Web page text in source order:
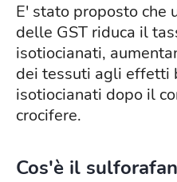
E' stato proposto che
delle GST riduca il
isotiocianati,
dei tessuti agli effetti
isotiocianati dopo il
crocifere.
Cos'è il